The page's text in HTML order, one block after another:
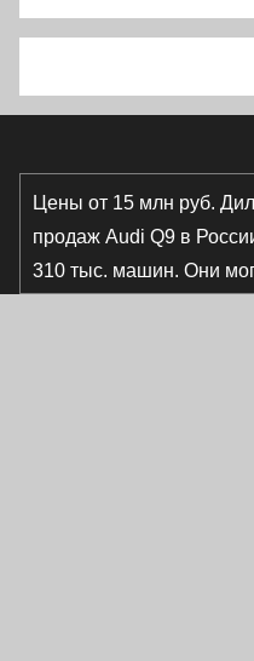
Цены от 15 млн руб.
продаж Audi Q9 в
310 тыс. машин. Они